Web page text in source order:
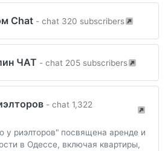
Chat - chat 320 subscribers
ЧАТ - chat 205 subscribers
- chat 1,322
у риэлторов" посвящена аренде и
в Одессе, включая квартиры,